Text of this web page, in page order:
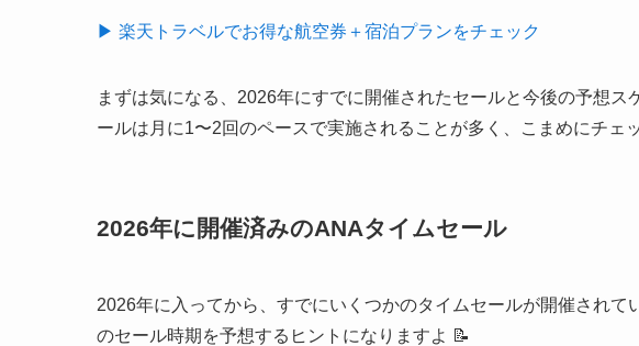
▶ 楽天トラベルでお得な航空券＋宿泊プランをチェック
まずは気になる、2026年にすでに開催されたセールと今後の予想
ールは月に1〜2回のペースで実施されることが多く、こまめにチェ
2026年に開催済みのANAタイムセール
2026年に入ってから、すでにいくつかのタイムセールが開催され
のセール時期を予想するヒントになりますよ 📝